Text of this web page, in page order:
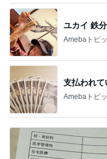
ユカイ 鉄
Amebaトピ
支払われて
Amebaトピ